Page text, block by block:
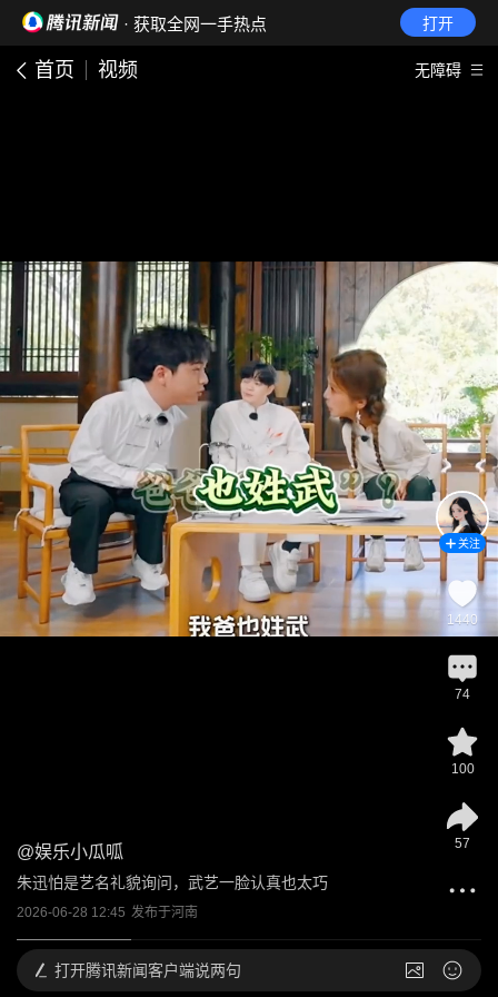
· 获取全网一手热点 打开
首页 视频 无障碍
@娱乐小瓜呱
朱迅怕是艺名礼貌询问，武艺一脸认真也太巧
2026-06-28 12:45 发布于河南
关注
1440
74
100
57
打开腾讯新闻客户端说两句